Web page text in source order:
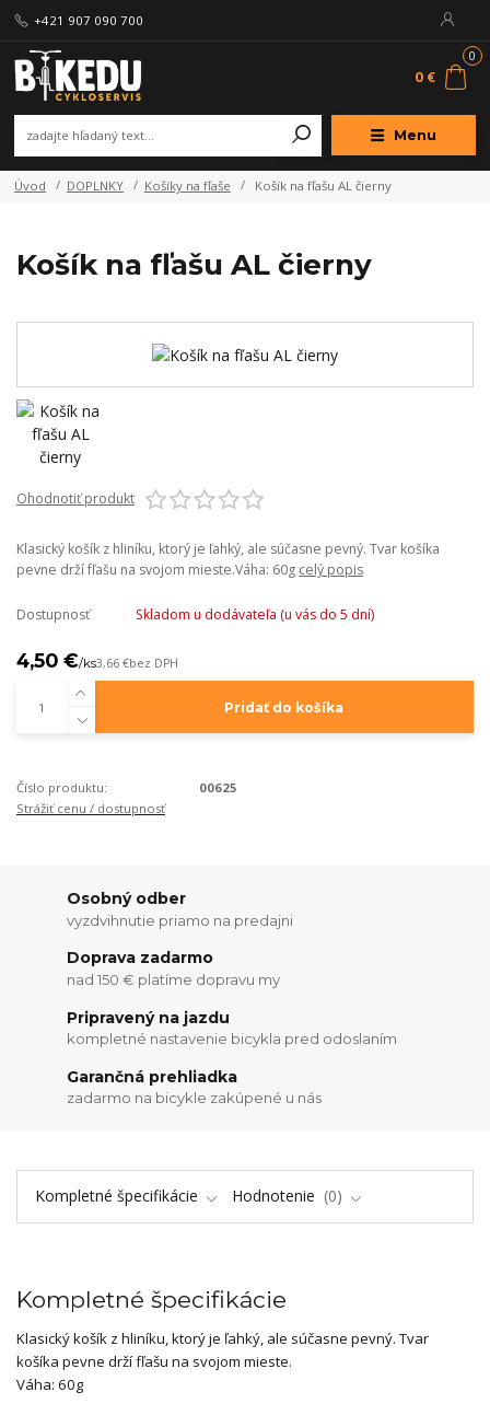
Menu
+421 907 090 700
0
0 €
Úvod DOPLNKY Košíky na fľaše Košík na fľašu AL čierny
Košík na fľašu AL čierny
Ohodnotiť produkt
Klasický košík z hliníku, ktorý je ľahký, ale súčasne pevný. Tvar košíka
pevne drží fľašu na svojom mieste.Váha: 60g celý popis
Dostupnosť Skladom u dodávateľa (u vás do 5 dní)
4,50 €/ks3,66 €bez DPH
Pridať do košíka
Číslo produktu:
00625
Strážiť cenu / dostupnosť
Osobný odber
vyzdvihnutie priamo na predajni
Doprava zadarmo
nad 150 € platíme dopravu my
Pripravený na jazdu
kompletné nastavenie bicykla pred odoslaním
Garančná prehliadka
zadarmo na bicykle zakúpené u nás
Kompletné špecifikácie Hodnotenie 0
Kompletné špecifikácie
Klasický košík z hliníku, ktorý je ľahký, ale súčasne pevný. Tvar
košíka pevne drží fľašu na svojom mieste.
Váha: 60g